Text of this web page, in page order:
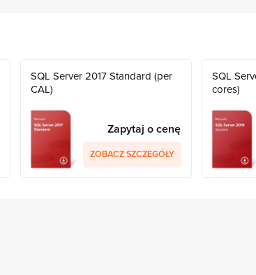
SQL Server 2017 Standard (per
CAL)
Zapytaj o cenę
ZOBACZ SZCZEGÓŁY
SQL
cores)